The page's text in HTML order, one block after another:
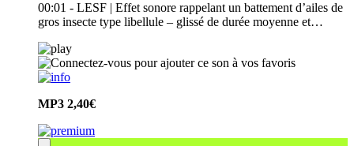
00:01 - LESF | Effet sonore rappelant un battement d’ailes de
gros insecte type libellule – glissé de durée moyenne et…
MP3 2,40€